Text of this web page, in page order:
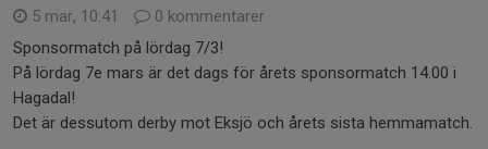
5 mar, 10:41
0 kommentarer
Sponsormatch på lördag 7/3!
På lördag 7e mars är det dags för årets sponsormatch 14.00 i
Hagadal!
Det är dessutom derby mot Eksjö och årets sista hemmamatch.